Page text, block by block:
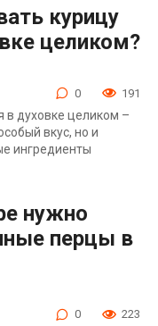
курицу
целиком?
0 191
духовке целиком –
вкус, но и
ингредиенты
нужно
перцы в
0 223